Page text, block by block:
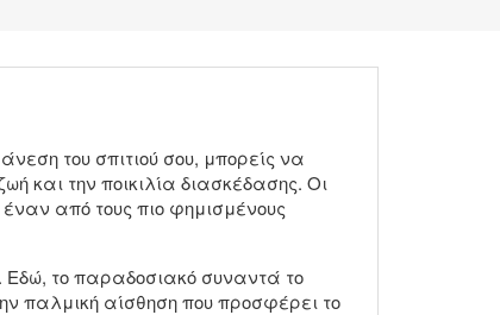
του σπιτιού σου, μπορείς να
και την ποικιλία διασκέδασης. Οι
από τους πιο φημισμένους
Εδώ, το παραδοσιακό συναντά το
παλμική αίσθηση που προσφέρει το